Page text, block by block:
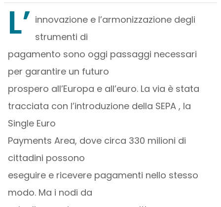
L’ innovazione e l’armonizzazione degli
strumenti di
pagamento sono oggi passaggi necessari
per garantire un futuro
prospero all’Europa e all’euro. La via è stata
tracciata con l’introduzione della SEPA , la
Single Euro
Payments Area, dove circa 330 milioni di
cittadini possono
eseguire e ricevere pagamenti nello stesso
modo. Ma i nodi da